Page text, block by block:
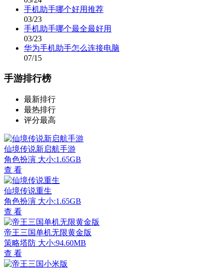
手机助手哪个好用推荐
03/23
手机助手哪个最全最好用
03/23
华为手机助手怎么连接电脑
07/15
手游排行榜
最新排行
最热排行
评分最高
仙境传说新启航手游
角色扮演 大小:1.65GB
查 看
仙境传说重生
角色扮演 大小:1.65GB
查 看
帝王三国单机无限黄金版
策略塔防 大小:94.60MB
查 看